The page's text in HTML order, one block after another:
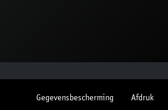
Gegevensbescherming Afdruk